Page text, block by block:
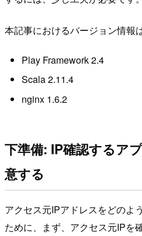
本記事におけるバージョン情報
Play Framework 2.4
Scala 2.11.4
nginx 1.6.2
下準備: IP確認するア
意する
アクセス元IPアドレスをどのよ
ために、まず、アクセス元IPを